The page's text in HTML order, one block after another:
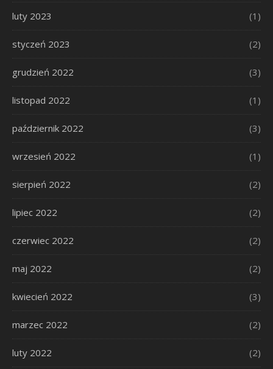
luty 2023 (1)
styczeń 2023 (2)
grudzień 2022 (3)
listopad 2022 (1)
październik 2022 (3)
wrzesień 2022 (1)
sierpień 2022 (2)
lipiec 2022 (2)
czerwiec 2022 (2)
maj 2022 (2)
kwiecień 2022 (3)
marzec 2022 (2)
luty 2022 (2)